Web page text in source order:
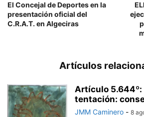
El Concejal de Deportes en la
presentación oficial del
C.R.A.T. en Algeciras
Artículos
Artículo 5.644º:
tentación:
JMM Caminero - 8